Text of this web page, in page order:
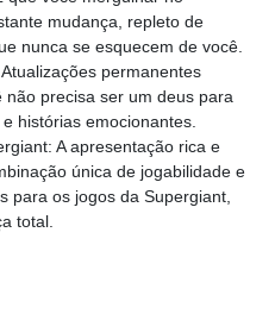
mudança, repleto de
nunca se esquecem de você.
permanentes
não precisa ser um deus para
histórias emocionantes.
A apresentação rica e
única de jogabilidade e
para os jogos da Supergiant,
total.